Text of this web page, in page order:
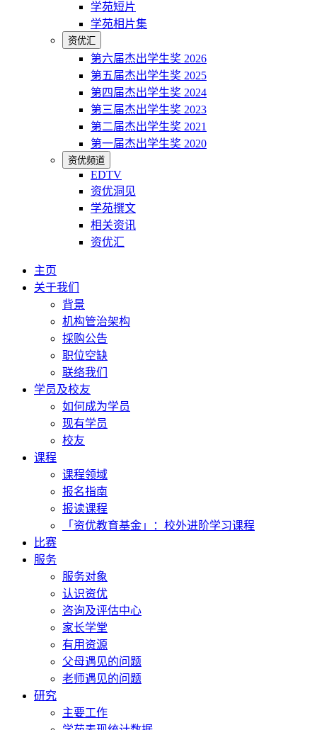
学苑短片
学苑相片集
资优汇
第六届杰出学生奖 2026
第五届杰出学生奖 2025
第四届杰出学生奖 2024
第三届杰出学生奖 2023
第二届杰出学生奖 2021
第一届杰出学生奖 2020
资优频道
EDTV
资优洞见
学苑撰文
相关资讯
资优汇
主页
关于我们
背景
机构管治架构
採购公告
职位空缺
联络我们
学员及校友
如何成为学员
现有学员
校友
课程
课程领域
报名指南
报读课程
「资优教育基金」：校外进阶学习课程
比赛
服务
服务对象
认识资优
咨询及评估中心
家长学堂
有用资源
父母遇见的问题
老师遇见的问题
研究
主要工作